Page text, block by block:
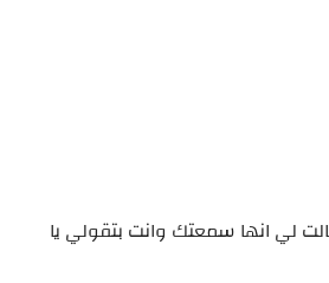
لي انها سمعتك وانت بتقولي يا